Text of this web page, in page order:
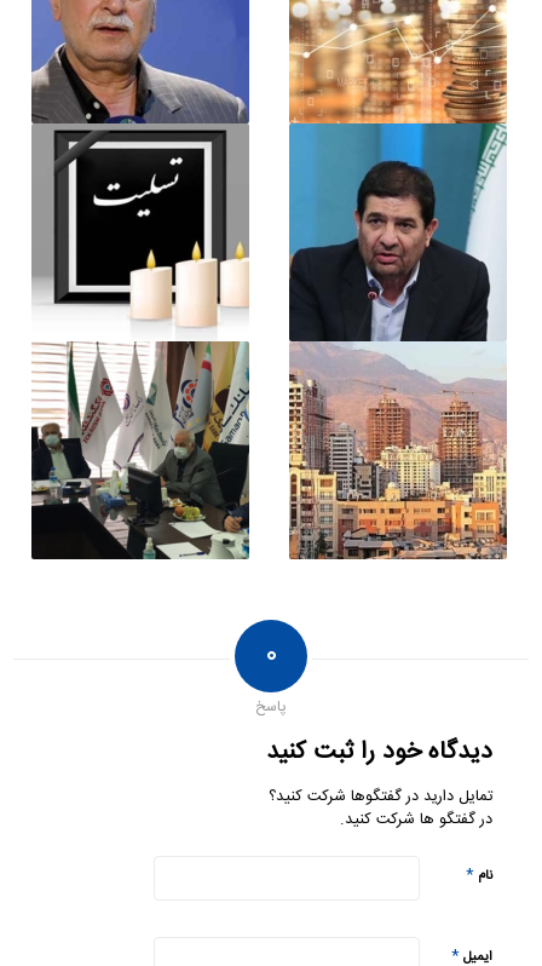
۰
پاسخ
دیدگاه خود را ثبت کنید
تمایل دارید در گفتگوها شرکت کنید؟
در گفتگو ها شرکت کنید.
نام*
ایمیل*